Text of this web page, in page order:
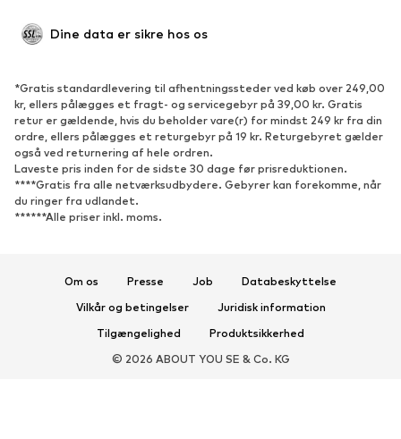
Upcycled mode
Nyheder
Trending
Sneakers
Ankelstøvler
Pumps & høje hæle
Støvler
Sandaler
Lave sko
Sportssko
Sportstyper
Sportsrygsække & tasker
Dine data er sikre hos os
*Gratis standardlevering til afhentningssteder ved køb over 249,00
kr, ellers pålægges et fragt- og servicegebyr på 39,00 kr. Gratis
retur er gældende, hvis du beholder vare(r) for mindst 249 kr fra din
ordre, ellers pålægges et returgebyr på 19 kr. Returgebyret gælder
også ved returnering af hele ordren.
Laveste pris inden for de sidste 30 dage før prisreduktionen.
****Gratis fra alle netværksudbydere. Gebyrer kan forekomme, når
du ringer fra udlandet.
******Alle priser inkl. moms.
Om os Presse Job
Databeskyttelse
Vilkår og betingelser
Juridisk information
Tilgængelighed
Produktsikkerhed
© 2026 ABOUT YOU SE & Co. KG